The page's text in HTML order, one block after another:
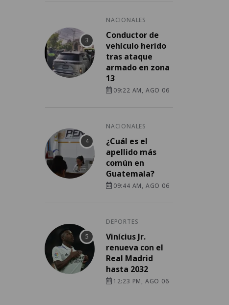
NACIONALES
Conductor de
vehículo herido
tras ataque
armado en zona
13
09:22 AM, AGO 06
NACIONALES
¿Cuál es el
apellido más
común en
Guatemala?
09:44 AM, AGO 06
DEPORTES
Vinícius Jr.
renueva con el
Real Madrid
hasta 2032
12:23 PM, AGO 06